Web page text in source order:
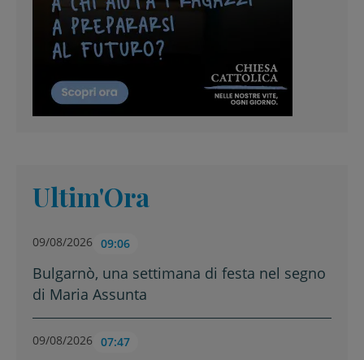
Ultim'Ora
09/08/2026 09:06
Bulgarnò, una settimana di festa nel segno
di Maria Assunta
09/08/2026 07:47